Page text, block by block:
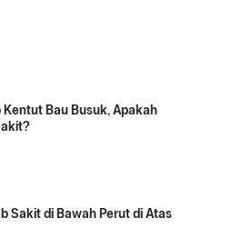
Kentut Bau Busuk, Apakah
Sakit di Bawah Perut di Atas